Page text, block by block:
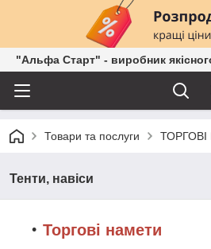
"Альфа Старт" - виробник
Товари та послуги
Тенти, навіси
Торгові намети